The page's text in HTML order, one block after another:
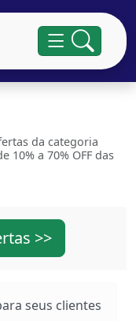
da categoria
10% a 70% OFF das
>>
seus clientes